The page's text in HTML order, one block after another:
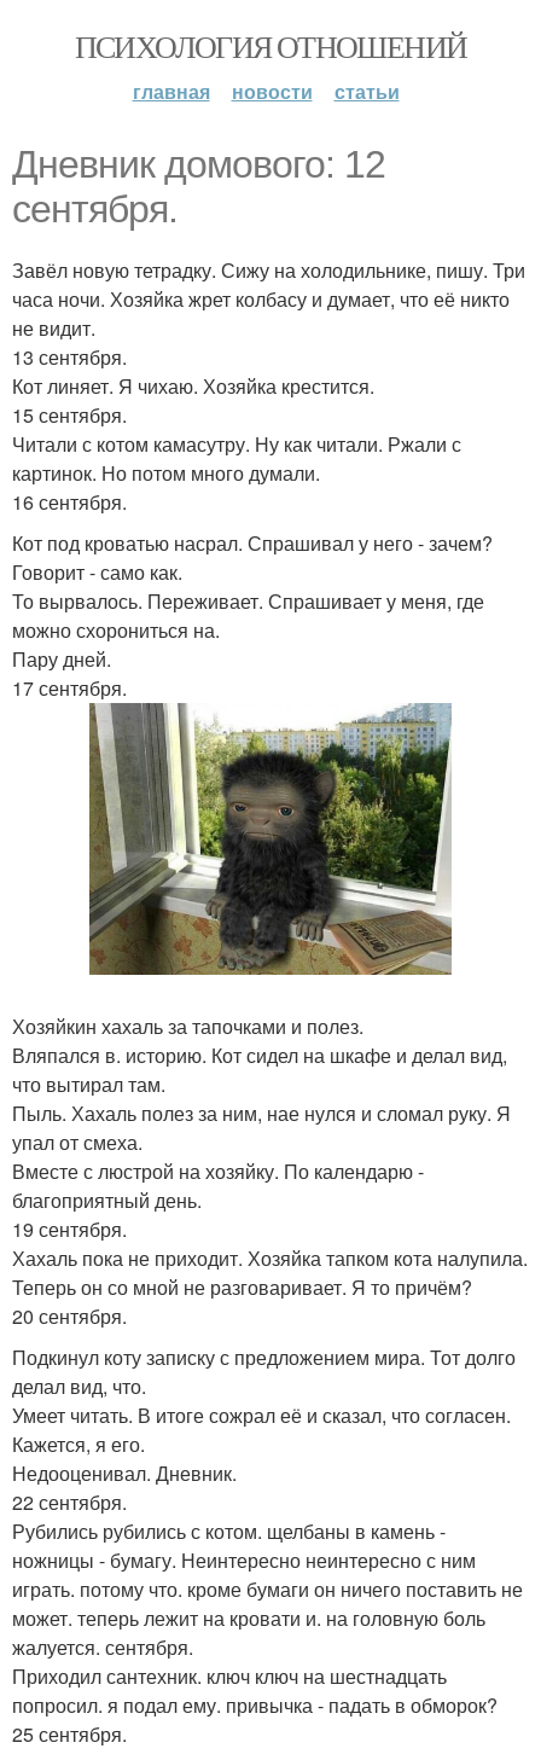
ПСИХОЛОГИЯ ОТНОШЕНИЙ
главная новости статьи
Дневник домового: 12
сентября.
Завёл новую тетрадку. Сижу на холодильнике, пишу. Три
часа ночи. Хозяйка жрет колбасу и думает, что её никто
не видит.
13 сентября.
Кот линяет. Я чихаю. Хозяйка крестится.
15 сентября.
Читали с котом камасутру. Ну как читали. Ржали с
картинок. Но потом много думали.
16 сентября.
Кот под кроватью насрал. Спрашивал у него - зачем?
Говорит - само как.
То вырвалось. Переживает. Спрашивает у меня, где
можно схорониться на.
Пару дней.
17 сентября.
Хозяйкин хахаль за тапочками и полез.
Вляпался в. историю. Кот сидел на шкафе и делал вид,
что вытирал там.
Пыль. Хахаль полез за ним, нае нулся и сломал руку. Я
упал от смеха.
Вместе с люстрой на хозяйку. По календарю -
благоприятный день.
19 сентября.
Хахаль пока не приходит. Хозяйка тапком кота налупила.
Теперь он со мной не разговаривает. Я то причём?
20 сентября.
Подкинул коту записку с предложением мира. Тот долго
делал вид, что.
Умеет читать. В итоге сожрал её и сказал, что согласен.
Кажется, я его.
Недооценивал. Дневник.
22 сентября.
Рубились рубились с котом. щелбаны в камень -
ножницы - бумагу. Неинтересно неинтересно с ним
играть. потому что. кроме бумаги он ничего поставить не
может. теперь лежит на кровати и. на головную боль
жалуется. сентября.
Приходил сантехник. ключ ключ на шестнадцать
попросил. я подал ему. привычка - падать в обморок?
25 сентября.